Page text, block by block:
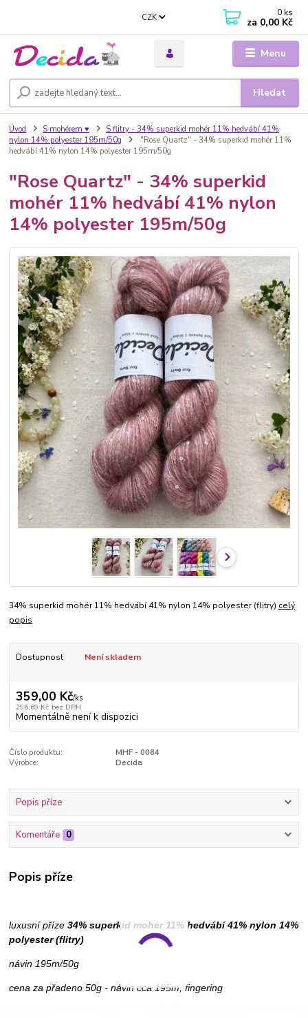
Menu
CZK
Hledat
0 ks
za 0,00 Kč
Úvod S mohérem ♥
S flitry - 34% superkid mohér 11% hedvábí 41%
nylon 14% polyester 195m/50g
"Rose Quartz" - 34% superkid mohér 11%
hedvábí 41% nylon 14% polyester 195m/50g
"Rose Quartz" - 34% superkid
mohér 11% hedvábí 41% nylon
14% polyester 195m/50g
34% superkid mohér 11% hedvábí 41% nylon 14% polyester (flitry) celý
popis
Dostupnost Není skladem
359,00 Kč/ks
296,69 Kč bez DPH
Momentálně není k dispozici
Číslo produktu:
MHF - 0084
Výrobce:
Decida
Popis příze
Komentáře 0
Popis příze
luxusní příze34% superkid mohér 11% hedvábí 41% nylon 14%
polyester (flitry)
návin 195m/50g
cena za přadeno 50g - návin cca 195m, fingering